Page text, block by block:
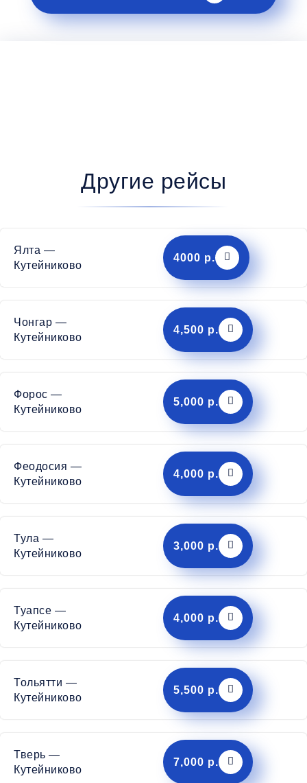
Другие рейсы
Ялта —
Кутейниково
4000 р.
Чонгар —
Кутейниково
4,500 р.
Форос —
Кутейниково
5,000 р.
Феодосия —
Кутейниково
4,000 р.
Тула —
Кутейниково
3,000 р.
Туапсе —
Кутейниково
4,000 р.
Тольятти —
Кутейниково
5,500 р.
Тверь —
Кутейниково
7,000 р.